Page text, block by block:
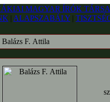
| ALAPSZABÁLY |
Balázs F. Attila